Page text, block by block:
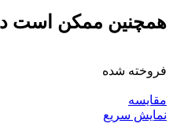
همچنین ممکن است
فروخته شده
مقايسه
نمایش سریع